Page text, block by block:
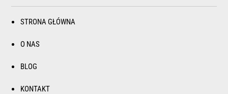
STRONA GŁÓWNA
O NAS
BLOG
KONTAKT